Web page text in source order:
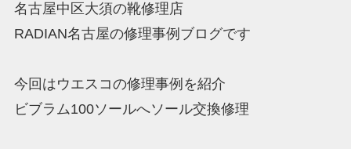
名古屋中区大須の靴修理店
RADIAN名古屋の修理事例ブログです
今回はウエスコの修理事例を紹介
ビブラム100ソールへソール交換修理